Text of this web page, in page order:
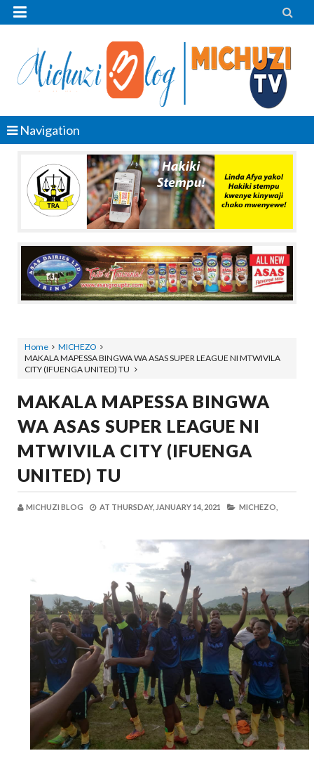
 
Navigation
Home
MICHEZO
MAKALA MAPESSA BINGWA WA ASAS SUPER LEAGUE NI MTWIVILA
CITY (IFUENGA UNITED) TU
MAKALA MAPESSA BINGWA
WA ASAS SUPER LEAGUE NI
MTWIVILA CITY (IFUENGA
UNITED) TU
MICHUZI BLOG AT THURSDAY, JANUARY 14, 2021 MICHEZO,